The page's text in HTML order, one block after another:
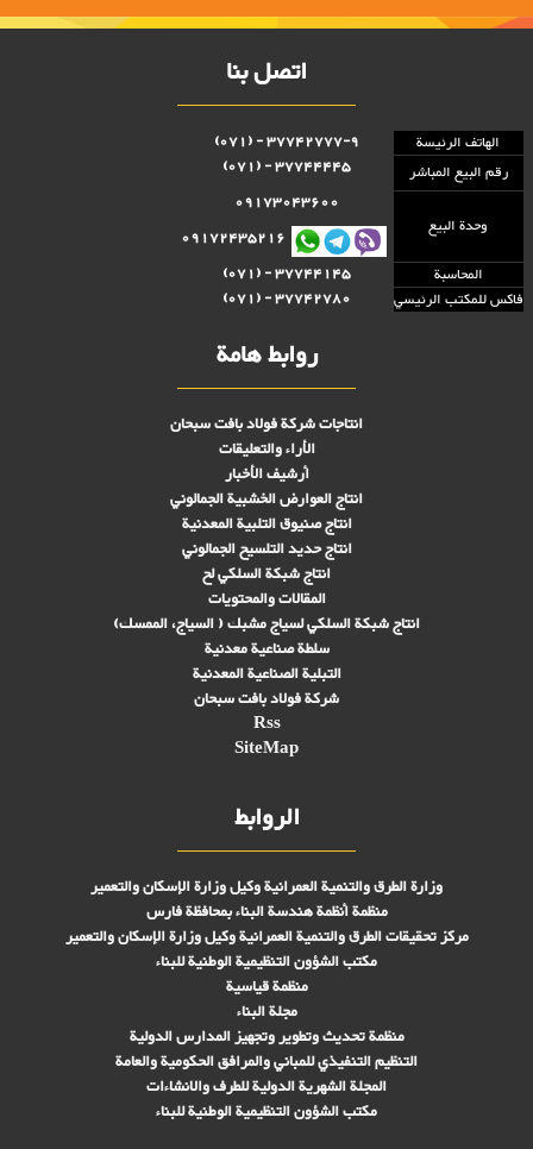
اتصل بنا
الهاتف الرئيسة
37742777-9 - (071)
رقم البيع المباشر
37744445 - (071)
وحدة البيع
09173043600
09172435216
المحاسبة
37744145 - (071)
فاكس للمكتب الرئيسي
37742780 - (071)
روابط هامة
انتاجات شركة فولاد بافت سبحان
الأراء والتعليقات
أرشيف الأخبار
انتاج العوارض الخشبية الجمالوني
انتاج صنىوق التلبية المعدنية
انتاج حديد التلسيح الجمالوني
انتاج شبكة السلكي لح
المقالات والمحتويات
انتاج شبكة السلكي لسياج مشبك ( السياج، الممسك)
سلطة صناعية معدنية
التبلیة الصناعية المعدنية
شركة فولاد بافت سبحان
Rss
SiteMap
الروابط
وزارة الطرق والتنمية العمرانية وكيل وزارة الإسكان والتعمير
منظمة أنظمة هندسة البناء بمحافظة فارس
مركز تحقیقات الطرق والتنمية العمرانية وكيل وزارة الإسكان والتعمير
مكتب الشؤون التنظيمية الوطنية للبناء
منظمة قياسية
مجلة البناء
منظمة تحديث وتطوير وتجهيز المدارس الدولية
التنظيم التنفيذي للمباني والمرافق الحكومية والعامة
المجلة الشهرية الدولية للطرف والانشاءات
مكتب الشؤون التنظيمية الوطنية للبناء